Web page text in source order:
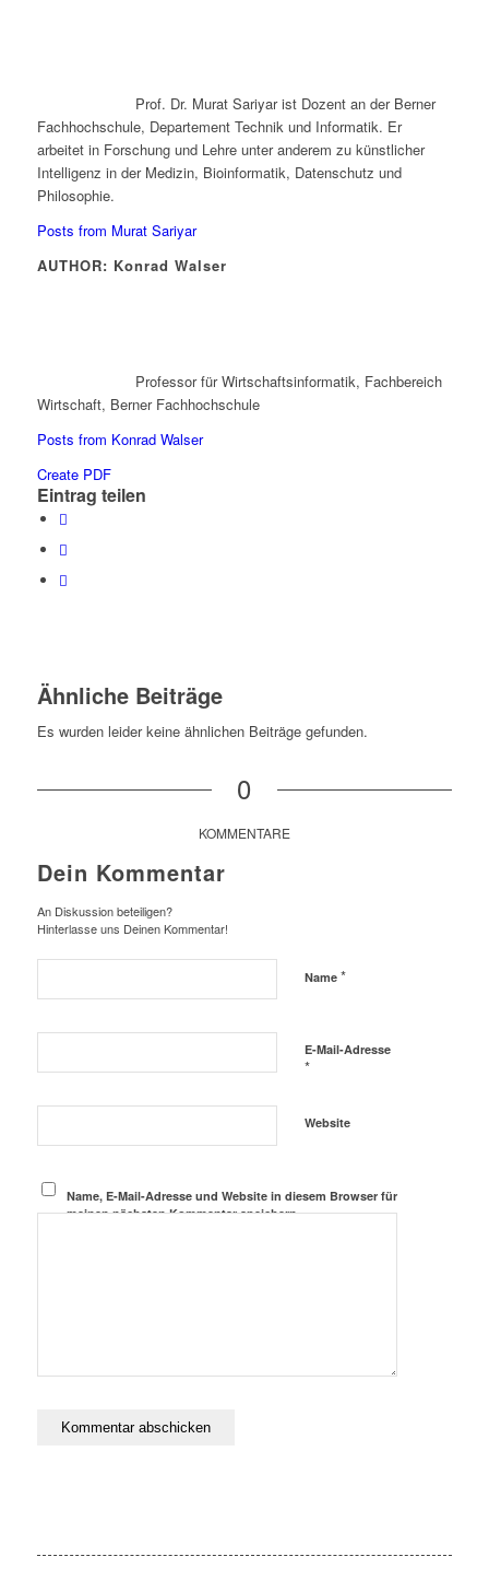
Prof. Dr. Murat Sariyar ist Dozent an der Berner
Fachhochschule, Departement Technik und Informatik. Er
arbeitet in Forschung und Lehre unter anderem zu künstlicher
Intelligenz in der Medizin, Bioinformatik, Datenschutz und
Philosophie.
Posts from Murat Sariyar
AUTHOR: Konrad Walser
Professor für Wirtschaftsinformatik, Fachbereich
Wirtschaft, Berner Fachhochschule
Posts from Konrad Walser
Create PDF
Eintrag teilen
Ähnliche Beiträge
Es wurden leider keine ähnlichen Beiträge gefunden.
0
KOMMENTARE
Dein Kommentar
An Diskussion beteiligen?
Hinterlasse uns Deinen Kommentar!
Name *
E-Mail-Adresse
*
Website
Name, E-Mail-Adresse und Website in diesem Browser für
meinen nächsten Kommentar speichern.